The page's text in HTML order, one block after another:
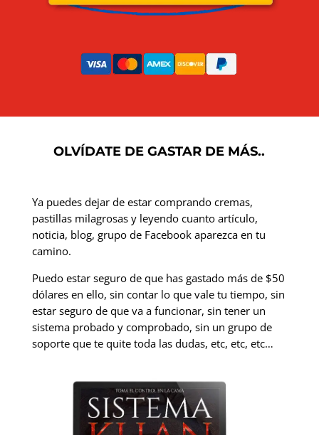
OLVÍDATE DE GASTAR DE MÁS..
Ya puedes dejar de estar comprando cremas,
pastillas milagrosas y leyendo cuanto artículo,
noticia, blog, grupo de Facebook aparezca en tu
camino.
Puedo estar seguro de que has gastado más de $50
dólares en ello, sin contar lo que vale tu tiempo, sin
estar seguro de que va a funcionar, sin tener un
sistema probado y comprobado, sin un grupo de
soporte que te quite toda las dudas, etc, etc, etc…